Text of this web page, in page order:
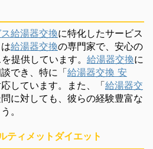
ス給湯器交換に特化したサービス
給湯器交換の専門家で、安心の
提供しています。 給湯器交換に
でき、特に「給湯器交換 安
しています。また、「給湯器交
問に対しても、彼らの経験豊富な
。
ティメットダイエット